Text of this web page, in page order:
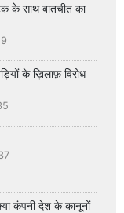
के साथ बातचीत का
के ख़िलाफ़ विरोध
कंपनी देश के कानूनों